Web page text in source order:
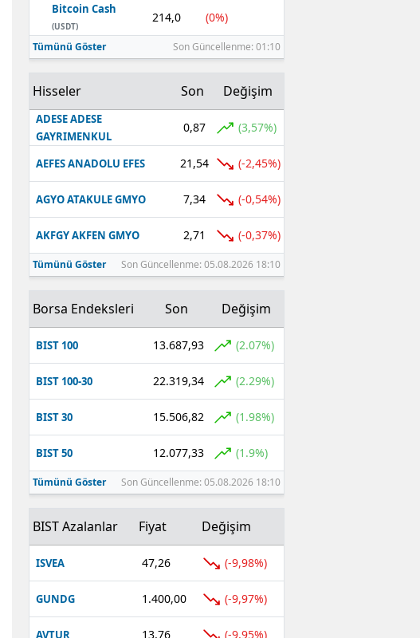
Bitcoin Cash
(USDT)
214,0 (0%)
Tümünü Göster Son Güncellenme: 01:10
Hisseler Son Değişim
ADESE ADESE
GAYRIMENKUL
0,87 (3,57%)
AEFES ANADOLU EFES 21,54 (-2,45%)
AGYO ATAKULE GMYO 7,34 (-0,54%)
AKFGY AKFEN GMYO 2,71 (-0,37%)
Tümünü Göster Son Güncellenme: 05.08.2026 18:10
Borsa Endeksleri Son Değişim
BIST 100 13.687,93 (2.07%)
BIST 100-30 22.319,34 (2.29%)
BIST 30 15.506,82 (1.98%)
BIST 50 12.077,33 (1.9%)
Tümünü Göster Son Güncellenme: 05.08.2026 18:10
BIST Azalanlar Fiyat Değişim
ISVEA 47,26 (-9,98%)
GUNDG 1.400,00 (-9,97%)
AVTUR 13,76 (-9,95%)